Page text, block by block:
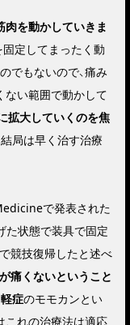
肉を動かしていきま
定してまったく動
でもないので、痛み
ない範囲で動かして
拡大していくのを焦
結局は早く治す治療
で発表された
た状態で装具で固定
競技復帰したと述べ
痛くないということ
軽症のモモカンとい
これの治療法は適応